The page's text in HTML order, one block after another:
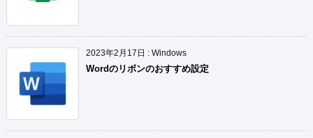
2023年2月17日 : Windows
Wordのリボンのおすすめ設定